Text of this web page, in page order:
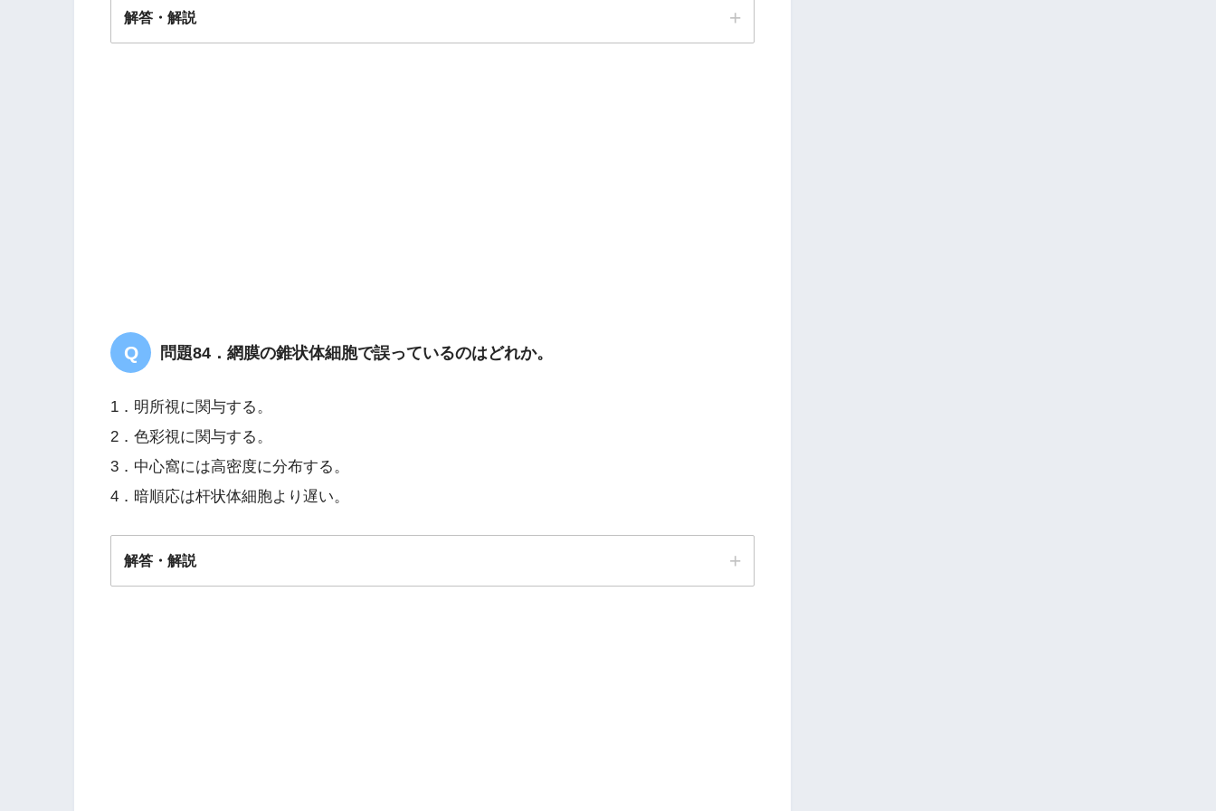
解答・解説
問題84．網膜の錐状体細胞で誤っているのはどれか。
1．明所視に関与する。
2．色彩視に関与する。
3．中心窩には高密度に分布する。
4．暗順応は杆状体細胞より遅い。
解答・解説